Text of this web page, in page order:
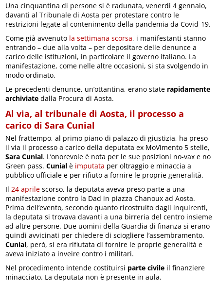
Una cinquantina di persone si è radunata, venerdì 4 gennaio,
davanti al Tribunale di Aosta per protestare contro le
restrizioni legate al contenimento della pandemia da Covid-19.
Come già avvenuto la settimana scorsa, i manifestanti stanno
entrando – due alla volta – per depositare delle denunce a
carico delle istituzioni, in particolare il governo italiano. La
manifestazione, come nelle altre occasioni, si sta svolgendo in
modo ordinato.
Le precedenti denunce, un’ottantina, erano state rapidamente
archiviate dalla Procura di Aosta.
Al via, al tribunale di Aosta, il processo a
carico di Sara Cunial
Nel frattempo, al primo piano di palazzo di giustizia, ha preso
il via il processo a carico della deputata ex MoVimento 5 stelle,
Sara Cunial. L’onorevole è nota per le sue posizioni no-vax e no
Green pass.Cunial è imputata per oltraggio e minaccia a
pubblico ufficiale e per rifiuto a fornire le proprie generalità.
Il 24 aprile scorso, la deputata aveva preso parte a una
manifestazione contro la Dad in piazza Chanoux ad Aosta.
Prima dell’evento, secondo quanto ricostruito dagli inquirenti,
la deputata si trovava davanti a una birreria del centro insieme
ad altre persone. Due uomini della Guardia di finanza si erano
quindi avvicinati per chiedere di sciogliere l’assembramento.
Cunial, però, si era rifiutata di fornire le proprie generalità e
aveva iniziato a inveire contro i militari.
Nel procedimento intende costituirsi parte civile il finanziere
minacciato. La deputata non è presente in aula.